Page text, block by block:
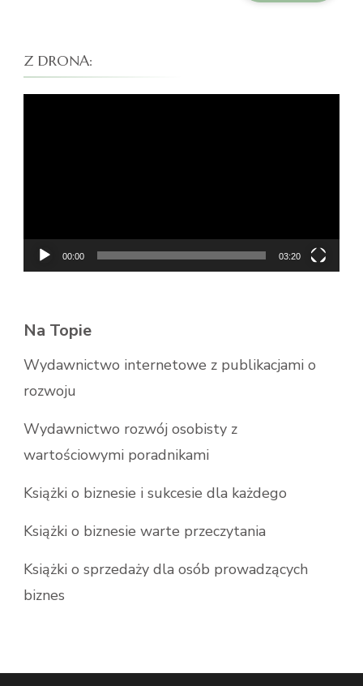
Z DRONA:
00:00 03:20
Na Topie
Wydawnictwo internetowe z publikacjami o
rozwoju
Wydawnictwo rozwój osobisty z
wartościowymi poradnikami
Książki o biznesie i sukcesie dla każdego
Książki o biznesie warte przeczytania
Książki o sprzedaży dla osób prowadzących
biznes